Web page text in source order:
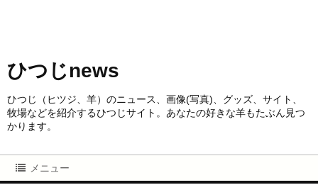
ひつじnews
ひつじ（ヒツジ、羊）のニュース、画像(写真)、グッズ、サイト、
牧場などを紹介するひつじサイト。あなたの好きな羊もたぶん見つ
かります。
メニュー